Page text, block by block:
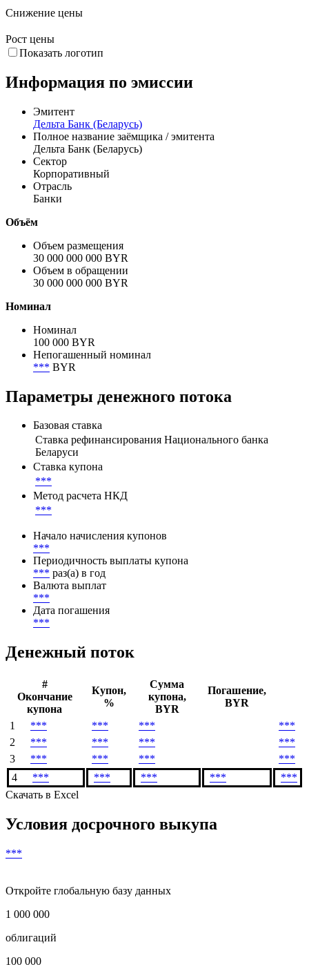
Снижение цены
Рост цены
Показать логотип
Информация по эмиссии
Эмитент
Дельта Банк (Беларусь)
Полное название заёмщика / эмитента
Дельта Банк (Беларусь)
Сектор
Корпоративный
Отрасль
Банки
Объём
Объем размещения
30 000 000 000 BYR
Объем в обращении
30 000 000 000 BYR
Номинал
Номинал
100 000 BYR
Непогашенный номинал
*** BYR
Параметры денежного потока
Базовая ставка
Ставка рефинансирования Национального банка
Беларуси
Ставка купона
***
Метод расчета НКД
***
Начало начисления купонов
***
Периодичность выплаты купона
*** раз(а) в год
Валюта выплат
***
Дата погашения
***
Денежный поток
#
Окончание
купона
Купон,
%
Сумма
купона,
BYR
Погашение,
BYR
1
*** *** ***
***
2
*** *** ***
***
3
*** *** ***
***
4
*** *** *** ***
***
Скачать в Excel
Условия досрочного выкупа
***
Откройте глобальную базу данных
1 000 000
облигаций
100 000